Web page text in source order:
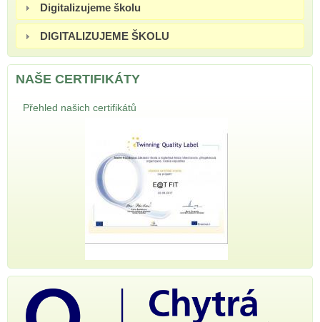
Digitalizujeme školu
DIGITALIZUJEME ŠKOLU
NAŠE CERTIFIKÁTY
Přehled našich certifikátů